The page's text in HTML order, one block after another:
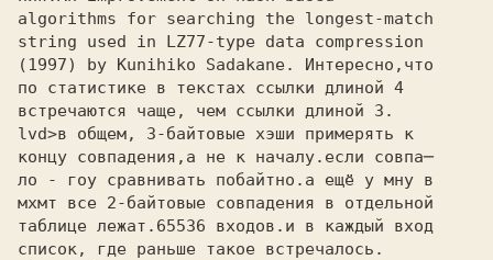
algorithms for searching the longest-match
string used in LZ77-type data compression
(1997) by Kunihiko Sadakane. Интересно,что
по статистике в текстах ссылки длиной 4
встречаются чаще, чем ссылки длиной 3.
lvd>
концу совпадения,а не к началу.если совпа─
ло - гоу сравнивать побайтно.а ещё у мну в
мхмт все 2-байтовые совпадения в отдельной
таблице лежат.65536 входов.и в каждый вход
список, где раньше такое встречалось.